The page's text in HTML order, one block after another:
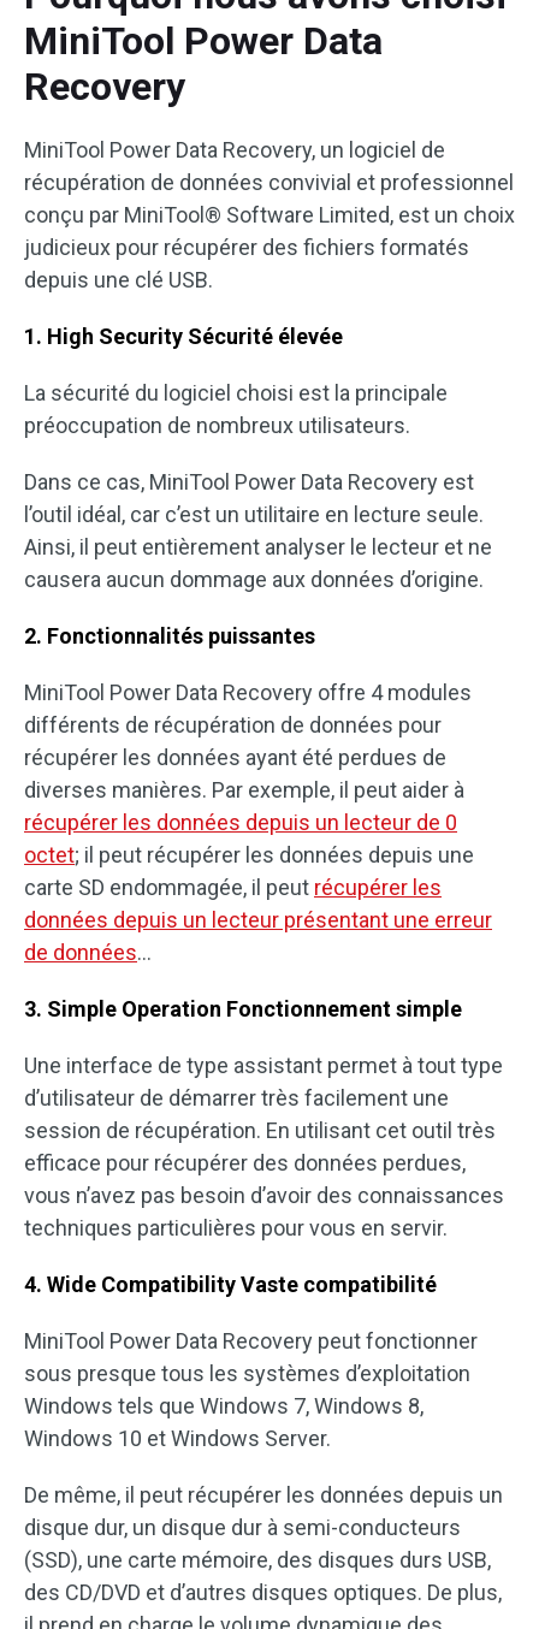
MiniTool Power Data
Recovery
MiniTool Power Data Recovery, un logiciel de
récupération de données convivial et professionnel
conçu par MiniTool® Software Limited, est un choix
judicieux pour récupérer des fichiers formatés
depuis une clé USB.
1. High Security Sécurité élevée
La sécurité du logiciel choisi est la principale
préoccupation de nombreux utilisateurs.
Dans ce cas, MiniTool Power Data Recovery est
l’outil idéal, car c’est un utilitaire en lecture seule.
Ainsi, il peut entièrement analyser le lecteur et ne
causera aucun dommage aux données d’origine.
2. Fonctionnalités puissantes
MiniTool Power Data Recovery offre 4 modules
différents de récupération de données pour
récupérer les données ayant été perdues de
diverses manières. Par exemple, il peut aider à
récupérer les données depuis un lecteur de 0
octet; il peut récupérer les données depuis une
carte SD endommagée, il peut récupérer les
données depuis un lecteur présentant une erreur
de données…
3. Simple Operation Fonctionnement simple
Une interface de type assistant permet à tout type
d’utilisateur de démarrer très facilement une
session de récupération. En utilisant cet outil très
efficace pour récupérer des données perdues,
vous n’avez pas besoin d’avoir des connaissances
techniques particulières pour vous en servir.
4. Wide CompatibilityVaste compatibilité
MiniTool Power Data Recovery peut fonctionner
sous presque tous les systèmes d’exploitation
Windows tels que Windows 7, Windows 8,
Windows 10 et Windows Server.
De même, il peut récupérer les données depuis un
disque dur, un disque dur à semi-conducteurs
(SSD), une carte mémoire, des disques durs USB,
des CD/DVD et d’autres disques optiques. De plus,